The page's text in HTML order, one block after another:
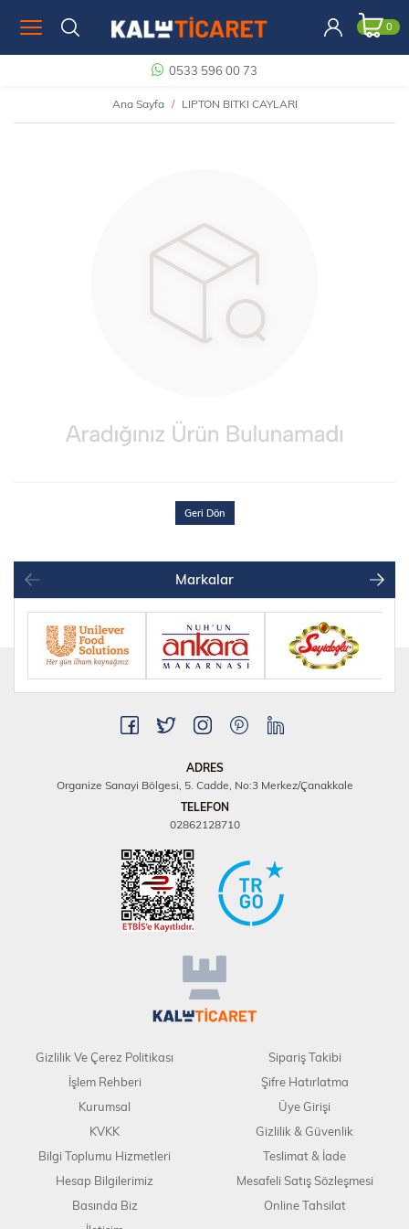
0
0533 596 00 73
Ana Sayfa LIPTON BITKI CAYLARI
Geri Dön
Markalar
ADRES
Organize Sanayi Bölgesi, 5. Cadde, No:3 Merkez/Çanakkale
TELEFON
02862128710
Gizlilik Ve Çerez Politikası
İşlem Rehberi
Kurumsal
KVKK
Bilgi Toplumu Hizmetleri
Hesap Bilgilerimiz
Basında Biz
Sipariş Takibi
Şifre Hatırlatma
Üye Girişi
Gizlilik & Güvenlik
Teslimat & İade
Mesafeli Satış Sözleşmesi
Online Tahsilat